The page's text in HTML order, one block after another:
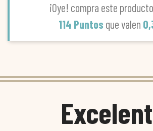
¡Oye! compra este
114 Puntos que valen